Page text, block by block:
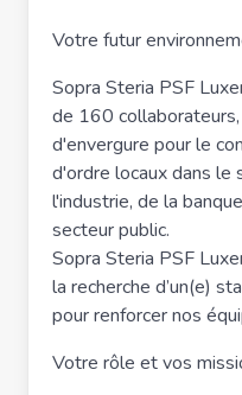
Votre futur
Sopra Steria PSF
de 160
d'envergure pour le
d'ordre locaux dans le
l'industrie, de la
secteur public.
Sopra Steria PSF
la recherche d’un(e)
pour renforcer nos
Votre rôle et vos